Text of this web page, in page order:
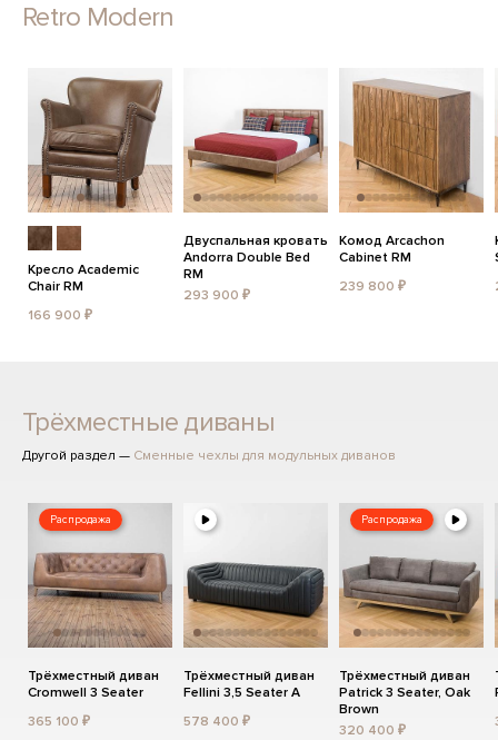
Retro Modern
Кресло Academic
Chair RM
166 900 ₽
Двуспальная кровать
Andorra Double Bed
RM
293 900 ₽
Комод Arcachon
Cabinet RM
239 800 ₽
Трёхместные диваны
Другой раздел — Сменные чехлы для модульных диванов
Распродажа
Трёхместный диван
Cromwell 3 Seater
365 100 ₽
Трёхместный диван
Fellini 3,5 Seater A
578 400 ₽
Распродажа
Трёхместный диван
Patrick 3 Seater, Oak
Brown
320 400 ₽